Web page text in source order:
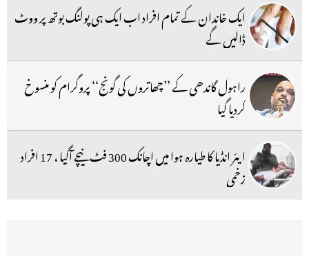
ایک خاندان کے تمام افراد اب ایک ہی پولنگ بوتھ پر ووٹ
ڈالیں گے
راہول گاندھی کے ’’چھاتروں کی گونج‘‘ پروگرام کو منسوخ
کردیا گیا
ایئر انڈیا کا طیارہ ہوا میں اچانک 300 فٹ نیچے آگیا ، 17 افراد
زخمی